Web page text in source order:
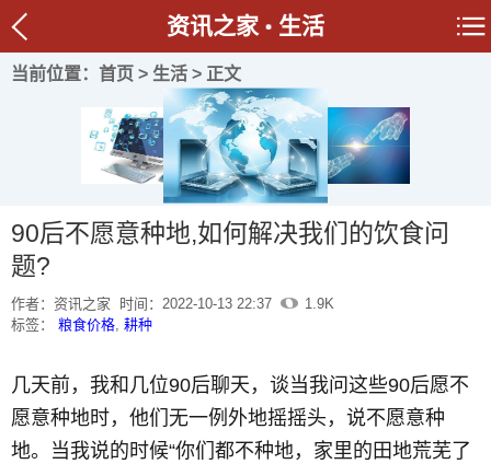
资讯之家 生活
当前位置： 首页 > 生活 > 正文
90后不愿意种地,如何解决我们的饮食问
题?
作者：资讯之家 时间：2022-10-13 22:37
1.9K
标签： 粮食价格, 耕种
几天前，我和几位90后聊天，谈当我问这些90后愿不
愿意种地时，他们无一例外地摇摇头，说不愿意种
地。当我说的时候“你们都不种地，家里的田地荒芜了